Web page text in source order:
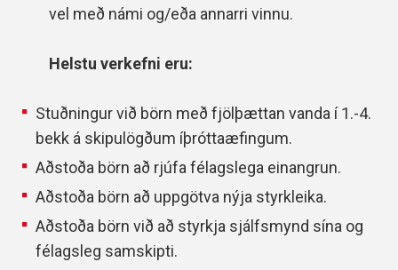
vel með námi og/eða annarri vinnu.
Helstu verkefni eru:
Stuðningur við börn með fjölþættan vanda í 1.-4.
bekk á skipulögðum íþróttaæfingum.
Aðstoða börn að rjúfa félagslega einangrun.
Aðstoða börn að uppgötva nýja styrkleika.
Aðstoða börn við að styrkja sjálfsmynd sína og
félagsleg samskipti.